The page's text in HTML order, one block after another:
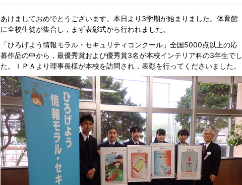
あけましておめでとうございます。本日より3学期が始まりました。体育館
に全校生徒が集合し，まず表彰式から行われました。
「ひろげよう情報モラル・セキュリティコンクール」全国5000点以上の応
募作品の中から，最優秀賞および優秀賞3名が本校インテリア科の3年生でし
た。ＩＰＡより理事長様が本校を訪問され，表彰を行ってくださいました。